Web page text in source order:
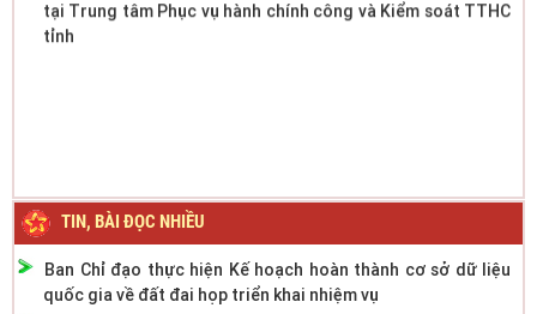
tỉnh
TIN, BÀI ĐỌC NHIỀU
Ban Chỉ đạo thực hiện Kế hoạch hoàn thành cơ sở dữ liệu
quốc gia về đất đai họp triển khai nhiệm vụ